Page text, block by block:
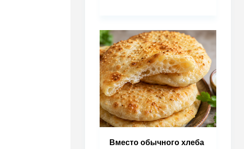
Вместо обычного хлеба